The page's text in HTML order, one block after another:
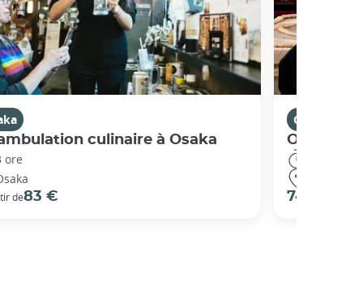
culinaire à Osaka
ore
de83 €
Osaka
Osaka
74 €